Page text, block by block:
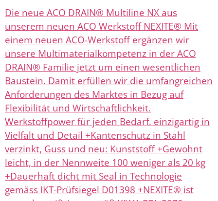
Die neue ACO DRAIN® Multiline NX aus
unserem neuen ACO Werkstoff NEXITE® Mit
einem neuen ACO-Werkstoff ergänzen wir
unsere Multimaterialkompetenz in der ACO
DRAIN® Familie jetzt um einen wesentlichen
Baustein. Damit erfüllen wir die umfangreichen
Anforderungen des Marktes in Bezug auf
Flexibilität und Wirtschaftlichkeit.
Werkstoffpower für jeden Bedarf. einzigartig in
Vielfalt und Detail +Kantenschutz in Stahl
verzinkt, Guss und neu: Kunststoff +Gewohnt
leicht, in der Nennweite 100 weniger als 20 kg
+Dauerhaft dicht mit Seal in Technologie
gemäss IKT-Prüfsiegel D01398 +NEXITE® ist